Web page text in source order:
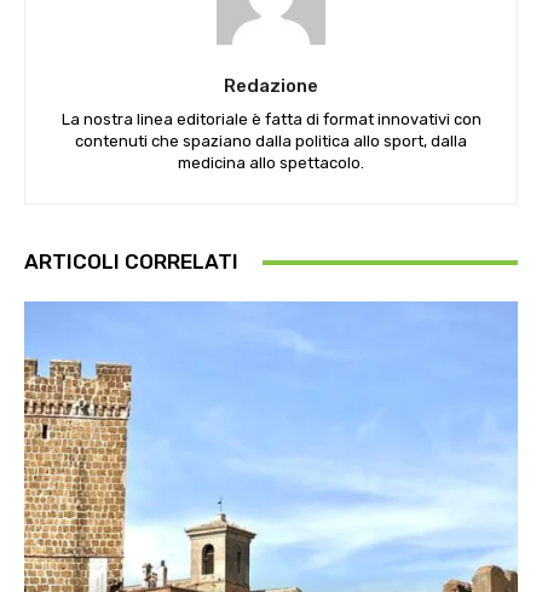
Redazione
La nostra linea editoriale è fatta di format innovativi con
contenuti che spaziano dalla politica allo sport, dalla
medicina allo spettacolo.
ARTICOLI CORRELATI